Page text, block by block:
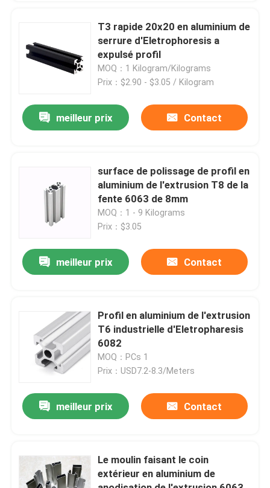
Au sujet de nous
Visite d'usine
Contactez-nous
Demandez une citation
Profil en aluminium industriel
V profil en aluminium de fente
T3 rapide 20x20 en aluminium de
serrure d'Eletrophoresis a
expulsé profil
MOQ：1 Kilogram/Kilograms
Prix：$2.90 - $3.05 / Kilogram
meilleur prix Contact
surface de polissage de profil en
aluminium de l'extrusion T8 de la
fente 6063 de 8mm
MOQ：1 - 9 Kilograms
Prix：$3.05
meilleur prix Contact
Profil en aluminium de l'extrusion
T6 industrielle d'Eletropharesis
6082
MOQ：PCs 1
Prix：USD7.2-8.3/Meters
meilleur prix Contact
Le moulin faisant le coin
extérieur en aluminium de